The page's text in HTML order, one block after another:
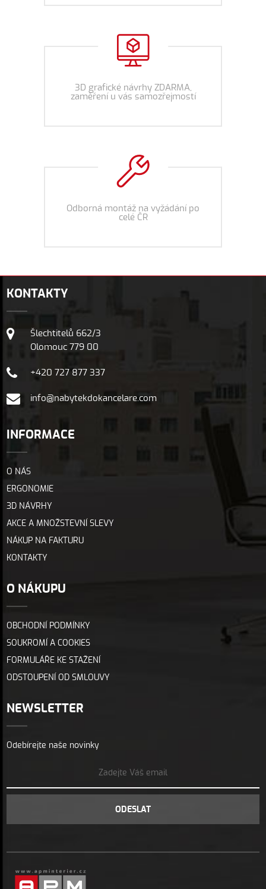
3D grafické návrhy ZDARMA,
zaměření u vás samozřejmostí
Odborná montáž na vyžádání po
celé ČR
KONTAKTY
Šlechtitelů 662/3
Olomouc 779 00
+420 727 877 337
info@nabytekdokancelare.com
INFORMACE
O NÁS
ERGONOMIE
3D NÁVRHY
AKCE A MNOŽSTEVNÍ SLEVY
NÁKUP NA FAKTURU
KONTAKTY
O NÁKUPU
OBCHODNÍ PODMÍNKY
SOUKROMÍ A COOKIES
FORMULÁŘE KE STAŽENÍ
ODSTOUPENÍ OD SMLOUVY
NEWSLETTER
Odebírejte naše novinky
ODESLAT